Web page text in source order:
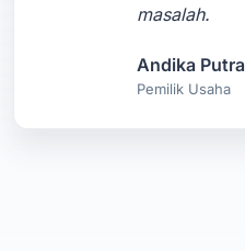
masalah.
Andika Putra
Pemilik Usaha